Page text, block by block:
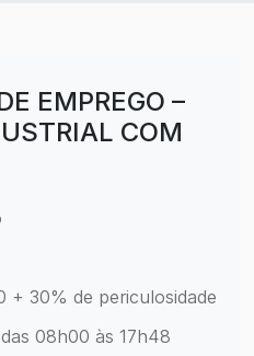
EMPREGO –
COM
+ 30% de periculosidade
08h00 às 17h48